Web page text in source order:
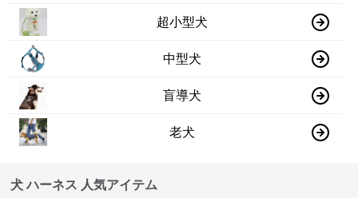
超小型犬
中型犬
盲導犬
老犬
犬 ハーネス 人気アイテム